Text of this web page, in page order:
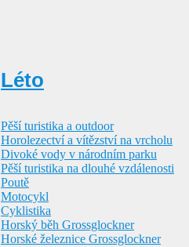
Léto
Pěší turistika a outdoor
Horolezectví a vítězství na vrcholu
Divoké vody v národním parku
Pěší turistika na dlouhé vzdálenosti
Poutě
Motocykl
Cyklistika
Horský běh Grossglockner
Horské železnice Grossglockner